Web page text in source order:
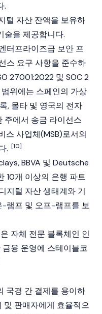
.
털 자산 잔액을 보유하
술을 제공합니다.
터프라이즈급 보안 프
스 요구 사항을 준수하
27001:2022 및 SOC 2
위에는 스페인의 가상
, 몰타 및 영국의 전자
주에서 송금 라이선스
스 사업체(MSB)로서의
. [10]
BBVA 및 Deutsche
10개 이상의 은행 파트
지털 자산 생태계와 기
-램프 및 오프-램프를 보
자체 전문 블록체인 인
융 운영에 스테이블코
국경 간 결제를 용이하
및 판매자에게 효율적으